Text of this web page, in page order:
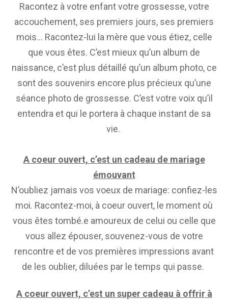
Racontez à votre enfant votre grossesse, votre
accouchement, ses premiers jours, ses premiers
mois… Racontez-lui la mère que vous étiez, celle
que vous êtes. C’est mieux qu’un album de
naissance, c’est plus détaillé qu’un album photo, ce
sont des souvenirs encore plus précieux qu’une
séance photo de grossesse. C’est votre voix qu’il
entendra et qui le portera à chaque instant de sa
vie.
A coeur ouvert, c’est un cadeau de mariage
émouvant
N’oubliez jamais vos voeux de mariage: confiez-les
moi. Racontez-moi, à coeur ouvert, le moment où
vous êtes tombé.e amoureux de celui ou celle que
vous allez épouser, souvenez-vous de votre
rencontre et de vos premières impressions avant
de les oublier, diluées par le temps qui passe.
A coeur ouvert, c’est un super cadeau à offrir à